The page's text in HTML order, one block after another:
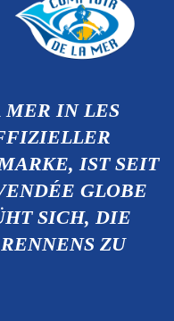
MER IN LES
IST SEIT
GLOBE
SICH, DIE
ZU